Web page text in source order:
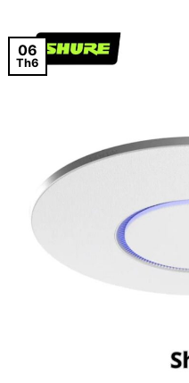
06
Th6